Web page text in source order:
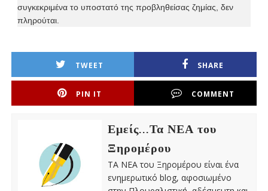
συγκεκριμένα το υποστατό της προβληθείσας ζημίας, δεν
πληρούται.
TWEET SHARE
PIN IT COMMENT
Εμείς...Τα ΝΕΑ του
Ξηρομέρου
ΤΑ ΝΕΑ του Ξηρομέρου είναι ένα
ενημερωτικό blog, αφοσιωμένο